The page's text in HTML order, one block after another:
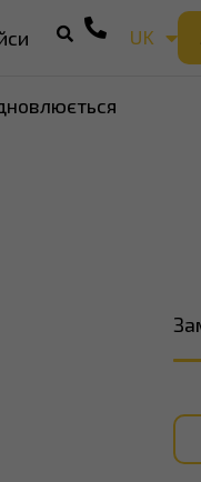
UK
EN